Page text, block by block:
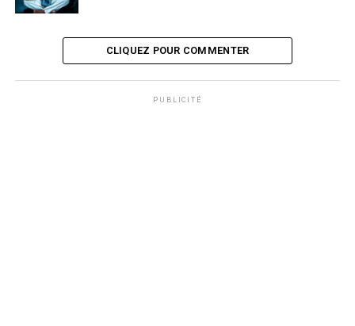
CLIQUEZ POUR COMMENTER
PUBLICITÉ